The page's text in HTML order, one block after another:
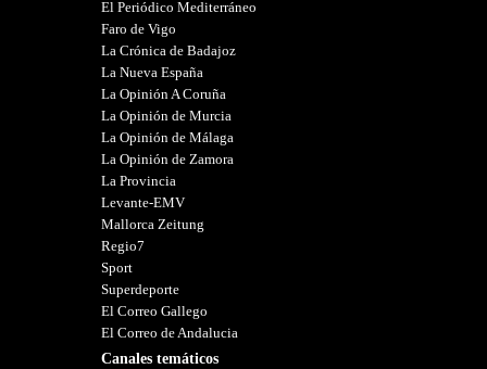
El Periódico Mediterráneo
Faro de Vigo
La Crónica de Badajoz
La Nueva España
La Opinión A Coruña
La Opinión de Murcia
La Opinión de Málaga
La Opinión de Zamora
La Provincia
Levante-EMV
Mallorca Zeitung
Regio7
Sport
Superdeporte
El Correo Gallego
El Correo de Andalucia
Canales temáticos